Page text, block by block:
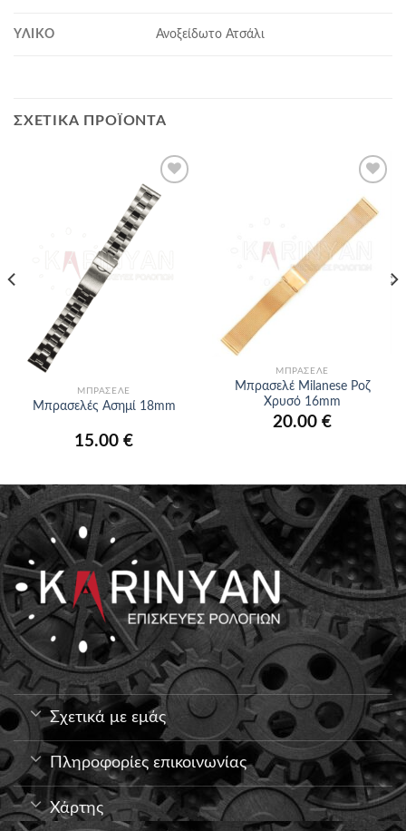
ΥΛΙΚΌ Ανοξείδωτο Ατσάλι
ΣΧΕΤΙΚΆ ΠΡΟΪΌΝΤΑ
Προσθήκη
στα
αγαπημένα
ΜΠΡΑΣΕΛΈ
Μπρασελές Ασημί 18mm
15.00 €
Προσθήκη
στα
αγαπημένα
ΜΠΡΑΣΕΛΈ
Μπρασελέ Milanese Ροζ
Χρυσό 16mm
20.00 €
Σχετικά με εμάς
Πληροφορίες επικοινωνίας
Χάρτης